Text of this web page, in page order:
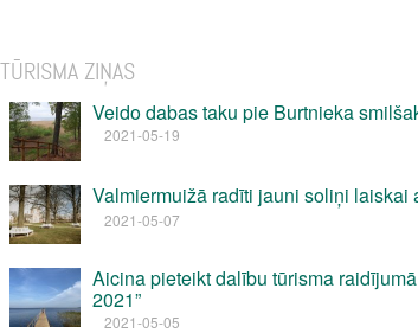
TŪRISMA ZIŅAS
Veido dabas taku pie Burtnieka
2021-05-19
Valmiermuižā radīti jauni soliņi laiskai
2021-05-07
Aicina pieteikt dalību tūrisma
2021”
2021-05-05